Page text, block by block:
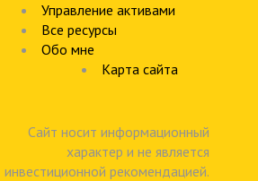
Управление активами
Все ресурсы
Обо мне
Карта сайта
Сайт носит информационный
характер и не является
инвестиционной рекомендацией.